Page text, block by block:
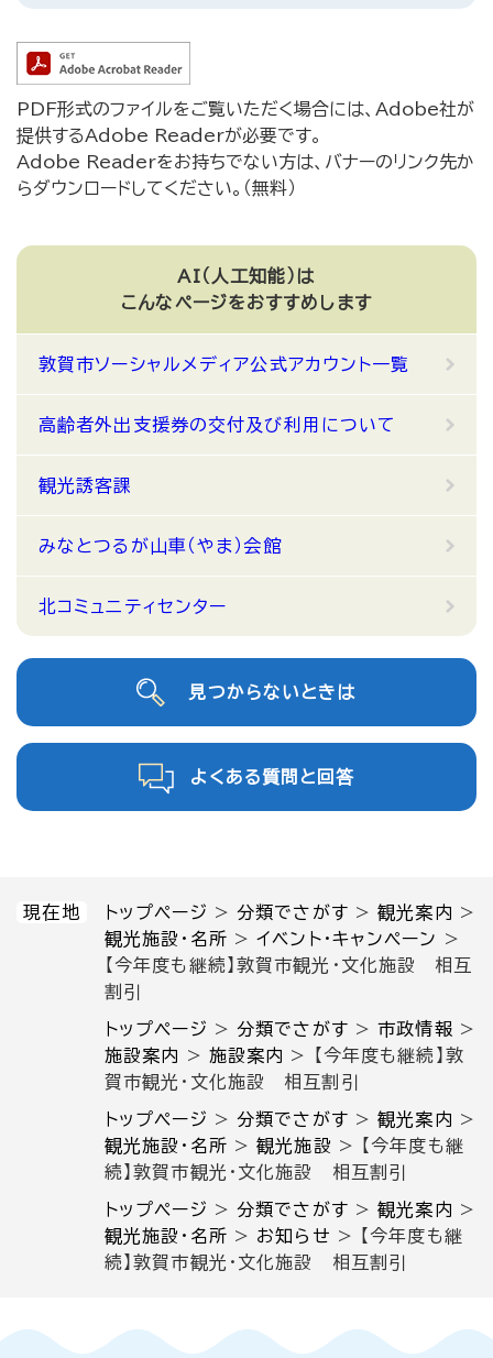
現在地 トップページ >分類でさがす >観光案内 >
観光施設・名所 >イベント・キャンペーン
>
【今年度も継続】敦賀市観光・文化施設 相互
割引
トップページ >分類でさがす >市政情報 >
施設案内
> 施設案内 >
【今年度も継続】敦
賀市観光・文化施設 相互割引
トップページ >分類でさがす >観光案内 >
観光施設・名所 >観光施設 >
【今年度も継
続】敦賀市観光・文化施設 相互割引
トップページ >分類でさがす >観光案内 >
観光施設・名所 > お知らせ >
【今年度も継
続】敦賀市観光・文化施設 相互割引
PDF形式のファイルをご覧いただく場合には、Adobe社が
提供するAdobe Readerが必要です。
Adobe Readerをお持ちでない方は、バナーのリンク先か
らダウンロードしてください。（無料）
AI（人工知能）は
こんなページをおすすめします
敦賀市ソーシャルメディア公式アカウント一覧
高齢者外出支援券の交付及び利用について
観光誘客課
みなとつるが山車（やま）会館
北コミュニティセンター
見つからないときは
よくある質問と回答